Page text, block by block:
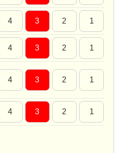
4 3 2 1
4 3 2 1
4 3 2 1
4 3 2 1